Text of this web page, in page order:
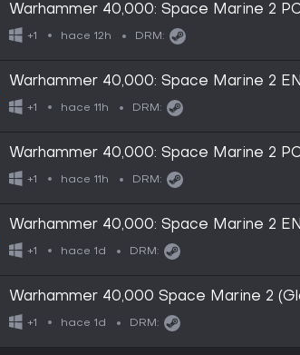
Warhammer 40,000: Space Marine 2
+1 hace 12h DRM:
Warhammer 40,000: Space Marine 2
Global (Steam)
+1 hace 11h DRM:
Warhammer 40,000: Space Marine 2
+1 hace 11h DRM:
Warhammer 40,000: Space Marine 2
EU (Steam)
+1 hace 1d DRM:
Warhammer 40,000 Space Marine 2
Steam - Digital Key
+1 hace 1d DRM: